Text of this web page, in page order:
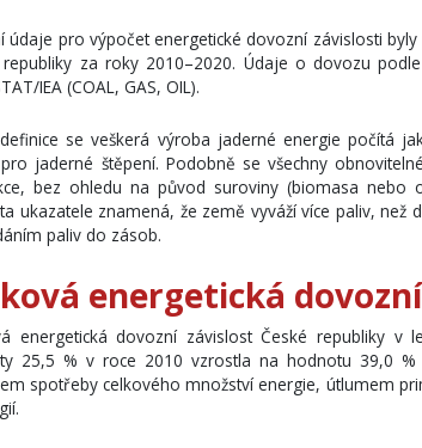
údaje pro výpočet energetické dovozní závislosti
republiky za roky 2010–2020. Údaje o dovozu
IEA (COAL, GAS, OIL).
se veškerá výroba jaderné energie počítá
jaderné štěpení. Podobně se všechny
bez ohledu na původ suroviny (biomasa nebo
ukazatele znamená, že země vyváží více paliv, než
paliv do zásob.
energetická
energetická dovozní závislost České republiky v
25,5 % v roce 2010 vzrostla na hodnotu 39,0
spotřeby celkového množství energie, útlumem